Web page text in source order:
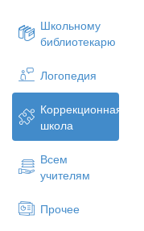
Школьному
библиотекарю
Логопедия
Коррекционная
школа
Всем
учителям
Прочее